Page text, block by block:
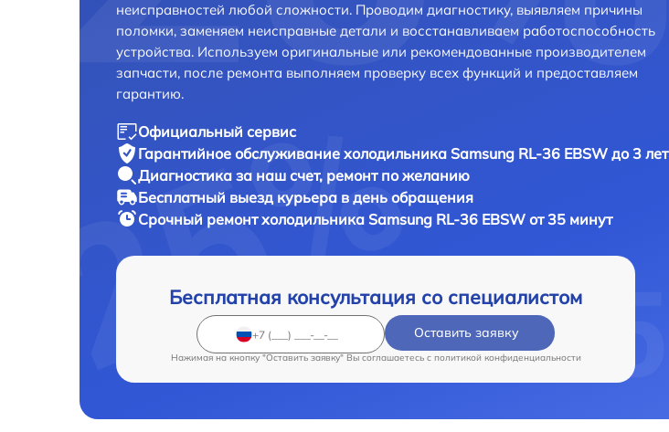
неисправностей любой сложности. Проводим диагностику, выявляем причины
поломки, заменяем неисправные детали и восстанавливаем работоспособность
устройства. Используем оригинальные или рекомендованные производителем
запчасти, после ремонта выполняем проверку всех функций и предоставляем
гарантию.
Официальный сервис
Гарантийное обслуживание холодильника Samsung RL-36 EBSW до 3 лет
Диагностика за наш счет, ремонт по желанию
Бесплатный выезд курьера в день обращения
Срочный ремонтхолодильника Samsung RL-36 EBSW от 35 минут
Бесплатная консультация со специалистом
Оставить заявку
Нажимая на кнопку "Оставить заявку" Вы соглашаетесь c политикой конфиденциальности